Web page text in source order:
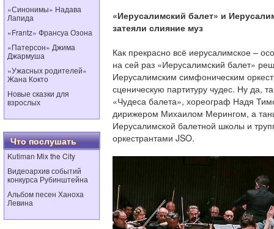
«Синонимы» Надава
Лапида
«Frantz» Франсуа Озона
«Патерсон» Джима
Джармуша
«Ужасных родителей»
Жана Кокто
Новые сказки для
взрослых
Что послушать
Kutiman Mix the City
Видеоархив событий
конкурса Рубинштейна
Альбом песен Ханоха
Левина
«Иерусалимский балет» и
затеяли слияние муз
Как прекрасно всё иерусалимское –
на сей раз «Иерусалимский балет»
Иерусалимским симфоническим
сценическую партитуру чудес. Ну да,
«Чудеса балета», хореограф Надя
дирижером Михаилом Мерингом, а
Иерусалимской балетной школы и
оркестрантами JSO.